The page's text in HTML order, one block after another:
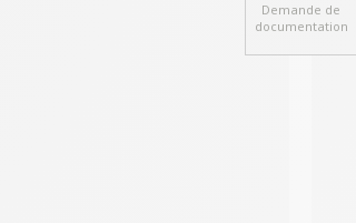
Demande de
documentation